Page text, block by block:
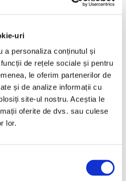
uri
a personaliza conținutul și
de rețele sociale și pentru
le oferim partenerilor de
și de analize informații cu
site-ul nostru. Aceștia le
oferite de dvs. sau culese
lor.
Van Dyck, vândut
de dolari după
l-a cumpărat cu
vândut la Sotheby's
de dolari. Lucrarea este